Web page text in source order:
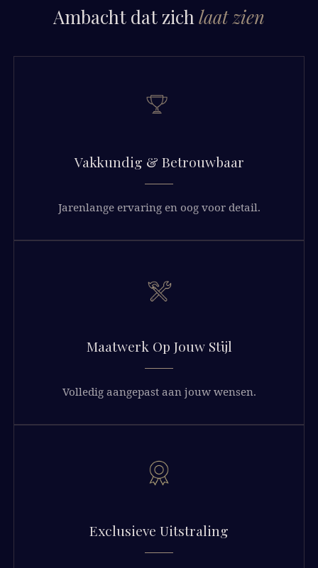
Ambacht dat zich laat zien
Vakkundig & Betrouwbaar
Jarenlange ervaring en oog voor detail.
Maatwerk Op Jouw Stijl
Volledig aangepast aan jouw wensen.
Exclusieve Uitstraling